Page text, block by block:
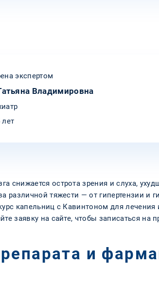
экспертом
Владимировна
снижается острота зрения и слуха,
различной тяжести — от гипертензии и
капельниц с Кавинтоном для
заявку на сайте, чтобы записаться на
и